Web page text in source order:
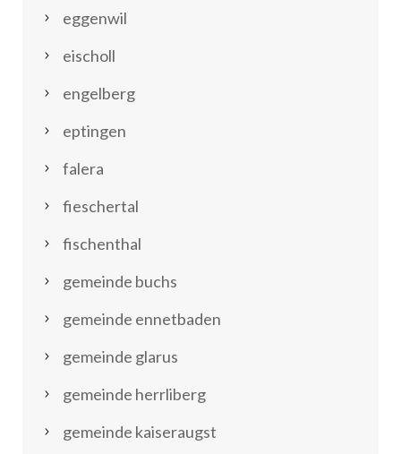
eggenwil
eischoll
engelberg
eptingen
falera
fieschertal
fischenthal
gemeinde buchs
gemeinde ennetbaden
gemeinde glarus
gemeinde herrliberg
gemeinde kaiseraugst